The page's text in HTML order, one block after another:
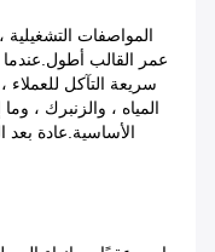
المواصفات
عمر القالب أطول.عندما
المياه ، والزنبرك ،
الأساسية.عادة بعد